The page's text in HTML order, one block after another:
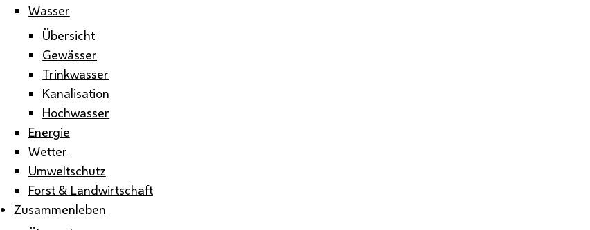
Wasser
Übersicht
Gewässer
Trinkwasser
Kanalisation
Hochwasser
Energie
Wetter
Umweltschutz
Forst & Landwirtschaft
Zusammenleben